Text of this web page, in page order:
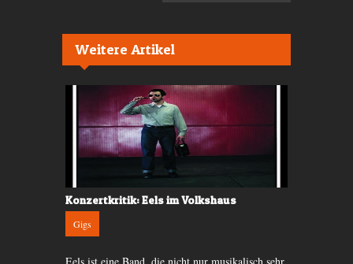
Weitere Artikel
Konzertkritik: Eels im Volkshaus
Gigs
Eels ist eine Band, die nicht nur musikalisch sehr